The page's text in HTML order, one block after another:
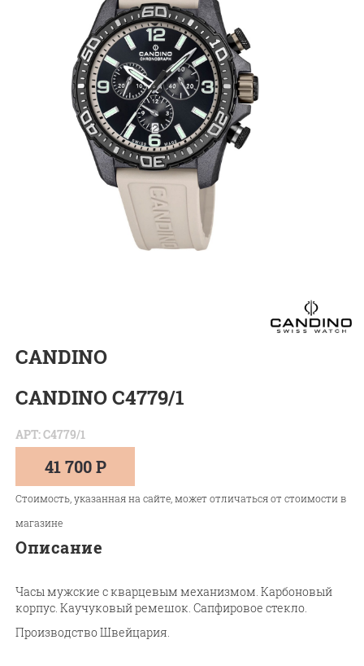
CANDINO
CANDINO C4779/1
АРТ: C4779/1
41 700 Р
Стоимость, указанная на сайте, может отличаться от стоимости в
магазине
Описание
Часы мужские с кварцевым механизмом. Карбоновый
корпус. Каучуковый ремешок. Сапфировое стекло.
Производство Швейцария.